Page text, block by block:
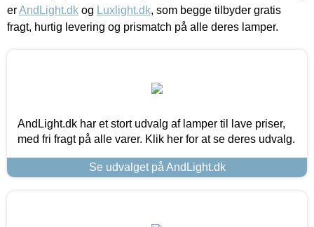
erAndLight.dk og Luxlight.dk, som begge tilbyder gratis
fragt, hurtig levering og prismatch på alle deres lamper.
AndLight.dk har et stort udvalg af lamper til lave priser,
med fri fragt på alle varer. Klik her for at se deres udvalg.
Se udvalget på AndLight.dk